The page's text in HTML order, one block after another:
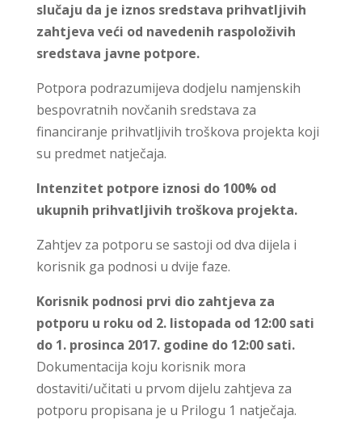
slučaju da je iznos sredstava prihvatljivih
zahtjeva veći od navedenih raspoloživih
sredstava javne potpore.
Potpora podrazumijeva dodjelu namjenskih
bespovratnih novčanih sredstava za
financiranje prihvatljivih troškova projekta koji
su predmet natječaja.
Intenzitet potpore iznosi do 100% od
ukupnih prihvatljivih troškova projekta.
Zahtjev za potporu se sastoji od dva dijela i
korisnik ga podnosi u dvije faze.
Korisnik podnosi prvi dio zahtjeva za
potporu u roku od 2. listopada od 12:00 sati
do 1. prosinca 2017. godine do 12:00 sati.
Dokumentacija koju korisnik mora
dostaviti/učitati u prvom dijelu zahtjeva za
potporu propisana je u Prilogu 1 natječaja.